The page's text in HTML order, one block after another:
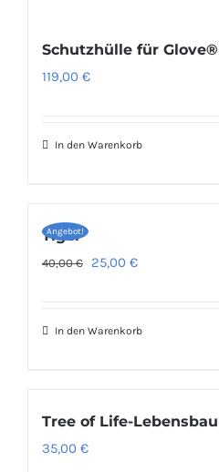
Schutzhülle für
119,00 €
In den Warenkorb
Angebot!
Tiger
40,00€
Ursprünglicher
40,00 €
25,00 €Aktueller
25,00 €.
In den Warenkorb
Tree of Life-
35,00 €